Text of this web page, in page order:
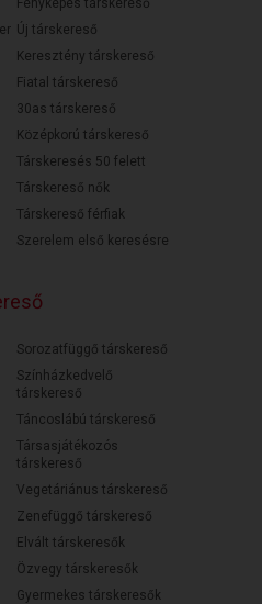
Új társkereső
Keresztény társkereső
Fiatal társkereső
30as társkereső
Középkorú társkereső
Társkeresés 50 felett
Társkereső nők
Társkereső férfiak
Szerelem első keresésre
Sorozatfüggő társkereső
Színházkedvelő
társkereső
Táncoslábú társkereső
Társasjátékozós
társkereső
Vegetáriánus társkereső
Zenefüggő társkereső
Elvált társkeresők
Özvegy társkeresők
Gyermekes társkeresők